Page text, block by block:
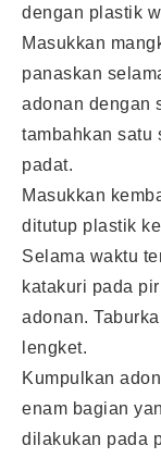
dengan plastik
Masukkan
panaskan
adonan dengan
tambahkan satu
padat.
Masukkan
ditutup plastik
Selama waktu
katakuri pada
adonan.
lengket.
Kumpulkan
enam bagian
dilakukan pada